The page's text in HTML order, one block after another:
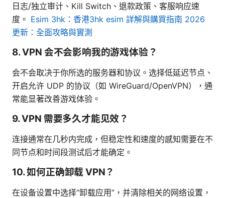
日志/独立审计、Kill Switch、退款政策、客服响应速
度。 Esim 3hk：香港3hk esim 詳解與購買指南 2026
更新：全面攻略與實測
8. VPN 会不会影响我的游戏体验？
会不会取决于你所选的服务器和协议。选择低延迟节点、
开启允许 UDP 的协议（如 WireGuard/OpenVPN），通
常能显著改善游戏体验。
9. VPN 需要多久才能见效？
连接通常在几秒内完成，但稳定性和速度的感知需要在不
同节点和时间段测试后才能确定。
10. 如何正确卸载 VPN？
在设备设置中选择“卸载应用”，并清除相关的网络设置，